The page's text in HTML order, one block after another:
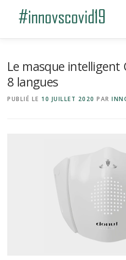
Le masque intelligent
8 langues
PUBLIÉ LE 10 JUILLET 2020 PAR